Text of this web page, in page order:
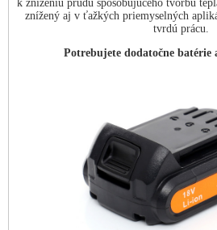
k zníženiu prúdu spôsobujúceho tvorbu
znížený aj v ťažkých priemyselných
tvrdú prácu.
Potrebujete dodatočne batérie